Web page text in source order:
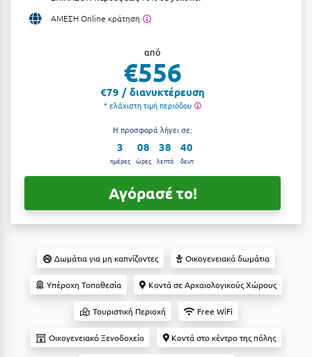
Αργολίδα
Αστυπάλαια
Αχαΐα
Βansko
Βραχάτι Κορινθίας
Ξενοδοχεία 3 Αστέρων
Ενοικιαζόμενα Δωμάτια
Διαμερίσματα
Studios
Ξενώνες
Camping
ΑΜΕΣΗ Online κράτηση
από
€556
€79 / διανυκτέρευση
* ελάχιστη τιμή περιόδου
Η προσφορά λήγει σε:
3
ημέρες
08
ώρες
38
λεπτά
39
δευτ
Αγόρασέ το!
Δωμάτια για μη καπνίζοντες Οικογενειακά δωμάτια
Υπέροχη Τοποθεσία Κοντά σε Αρχαιολογικούς Χώρους
Τουριστική Περιοχή Free WiFi
Οικογενειακό Ξενοδοχείο Κοντά στο κέντρο της πόλης